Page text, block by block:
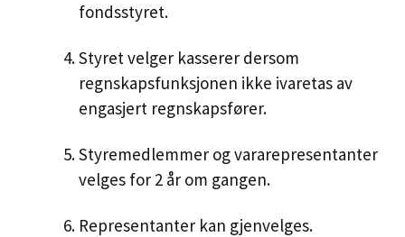
fondsstyret.
Styret velger kasserer dersom
regnskapsfunksjonen ikke ivaretas av
engasjert regnskapsfører.
Styremedlemmer og vararepresentanter
velges for 2 år om gangen.
Representanter kan gjenvelges.